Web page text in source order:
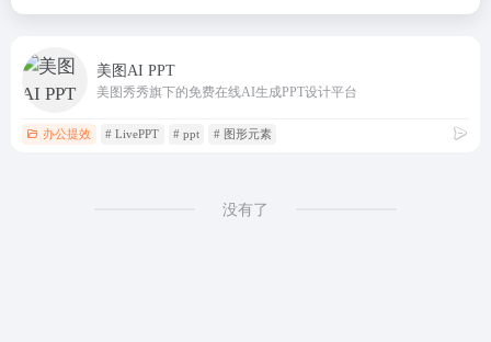
美图AI PPT
美图秀秀旗下的免费在线AI生成PPT设计平台
办公提效 # LivePPT # ppt # 图形元素
没有了